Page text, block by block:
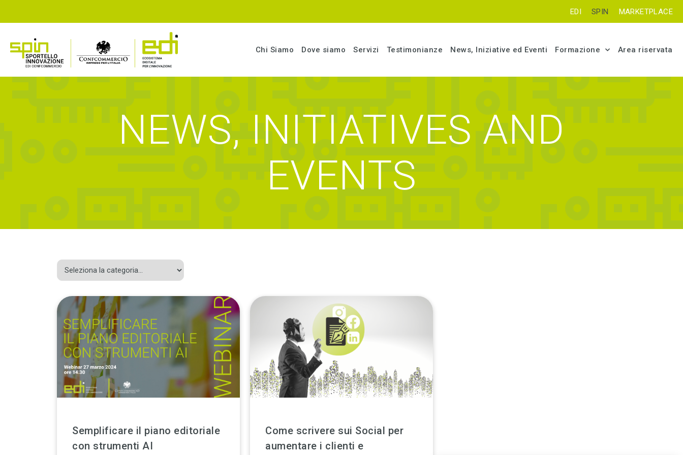
EDI SPIN MARKETPLACE
Chi Siamo Dove siamo Servizi Testimonianze News, Iniziative ed Eventi Formazione Area riservata
NEWS, INITIATIVES AND
EVENTS
Semplificare il piano editoriale
con strumenti AI
Come scrivere sui Social per
aumentare i clienti e